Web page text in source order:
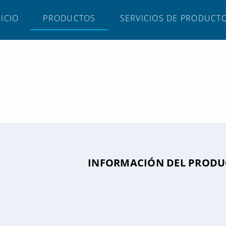
PRODUCTOS SERVICIOS DE
INFORMACIÓN DEL